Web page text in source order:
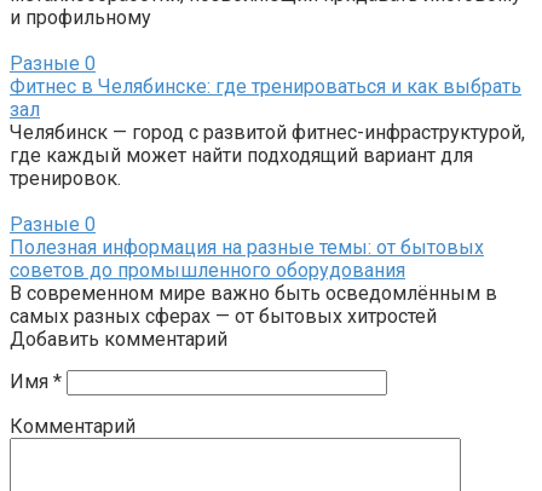
и профильному
Разные 0
Фитнес в Челябинске: где тренироваться и как выбрать
зал
Челябинск — город с развитой фитнес-инфраструктурой,
где каждый может найти подходящий вариант для
тренировок.
Разные 0
Полезная информация на разные темы: от бытовых
советов до промышленного оборудования
В современном мире важно быть осведомлённым в
самых разных сферах — от бытовых хитростей
Добавить комментарий
Имя *
Комментарий